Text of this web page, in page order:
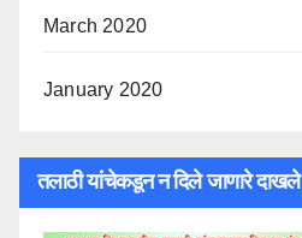
March 2020
January 2020
तलाठी यांचेकडून न दिले जाणारे दाखले